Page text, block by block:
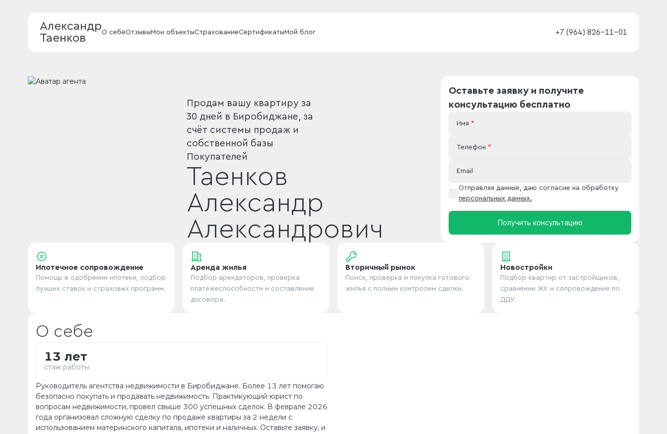
Александр
Таенков
О себеОтзывыМои объектыСтрахованиеСертификатыМой блог +7 (964) 826-11-01
Продам вашу квартиру за
30 дней в Биробиджане, за
счёт системы продаж и
собственной базы
Покупателей
Таенков
Александр
Александрович
Оставьте заявку и получите
консультацию бесплатно
Имя *
Телефон *
Email
Отправляя данные, даю согласие на обработку
персональных данных.
Получить консультацию
Ипотечное сопровождение
Помощь в одобрении ипотеки, подбор
лучших ставок и страховых программ.
Аренда жилья
Подбор арендаторов, проверка
платёжеспособности и составление
договора.
Вторичный рынок
Поиск, проверка и покупка готового
жилья с полным контролем сделки.
Новостройки
Подбор квартир от застройщиков,
сравнение ЖК и сопровождение по
ДДУ.
О себе
стаж работы
13 лет
Руководитель агентства недвижимости в Биробиджане. Более 13 лет помогаю
безопасно покупать и продавать недвижимость. Практикующий юрист по
вопросам недвижимости, провел свыше 300 успешных сделок. В феврале 2026
года организовал сложную сделку по продаже квартиры за 2 недели с
использованием материнского капитала, ипотеки и наличных. Оставьте заявку, и